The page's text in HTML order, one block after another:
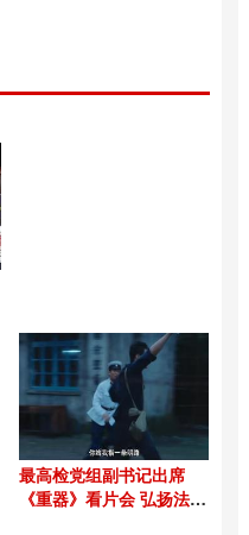
最高检党组副书记出席
《重器》看片会 弘扬法治